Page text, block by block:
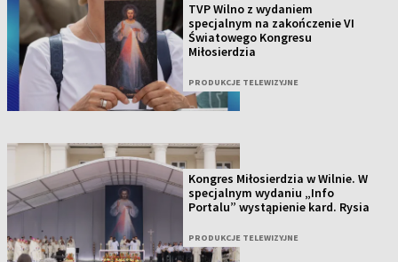
TVP Wilno z wydaniem
specjalnym na zakończenie VI
Światowego Kongresu
Miłosierdzia
PRODUKCJE TELEWIZYJNE
Kongres Miłosierdzia w Wilnie. W
specjalnym wydaniu „Info
Portalu” wystąpienie kard. Rysia
PRODUKCJE TELEWIZYJNE